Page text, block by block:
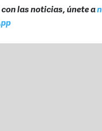
las noticias, únete a